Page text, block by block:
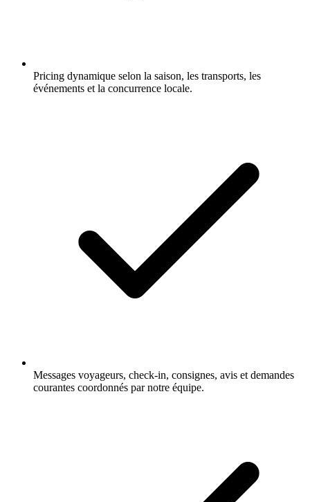
Pricing dynamique selon la saison, les transports, les
événements et la concurrence locale.
Messages voyageurs, check-in, consignes, avis et demandes
courantes coordonnés par notre équipe.